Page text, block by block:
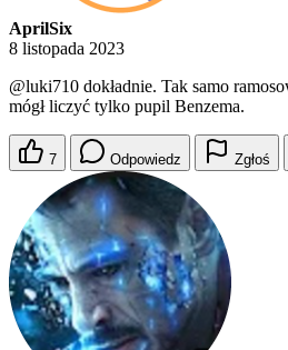
AprilSix
8 listopada 2023
@luki710 dokładnie. Tak samo
mógł liczyć tylko pupil Benzema.
7 Odpowiedz Zgłoś